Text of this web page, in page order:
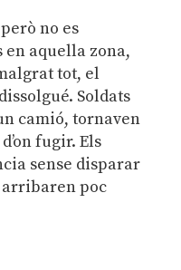
no es
aquella zona,
tot, el
Soldats
camió, tornaven
fugir. Els
sense disparar
arribaren poc